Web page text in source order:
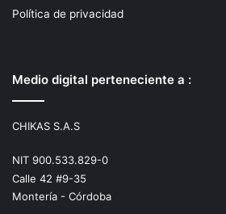
Política de privacidad
Medio digital perteneciente a :
CHIKAS S.A.S
NIT 900.533.829-0
Calle 42 #9-35
Montería - Córdoba